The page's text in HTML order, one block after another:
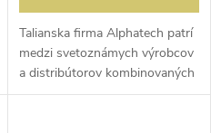
Talianska firma Alphatech patrí
medzi svetoznámych výrobcov
a distribútorov kombinovaných
pecí a konvektomatov, ktoré sú